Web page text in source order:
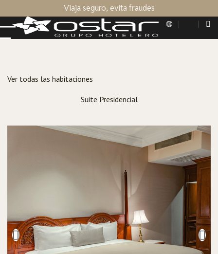
Viaja seguro, evita fraudes
Ver todas las habitaciones
Suite Presidencial